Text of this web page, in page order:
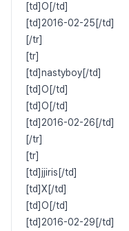
[td]O[/td]
[td]2016-02-25[/td]
[/tr]
[tr]
[td]nastyboy[/td]
[td]O[/td]
[td]O[/td]
[td]2016-02-26[/td]
[/tr]
[tr]
[td]jjiris[/td]
[td]X[/td]
[td]O[/td]
[td]2016-02-29[/td]